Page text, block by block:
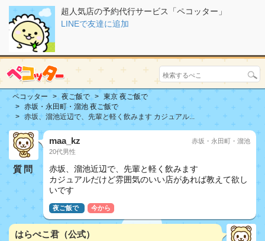
超人気店の予約代行サービス「ペコッター」
LINEで友達に追加
ペコッター 夜ご飯で
東京 夜ご飯で
赤坂・永田町・溜池 夜ご飯で
赤坂、溜池近辺で、先輩と軽く飲みます カジュアル...
質問
maa_kz
20代男性
赤坂・永田町・溜池
赤坂、溜池近辺で、先輩と軽く飲みます
カジュアルだけど雰囲気のいい店があれば教えて欲し
いです
夜ご飯で 今から
はらぺこ君（公式）